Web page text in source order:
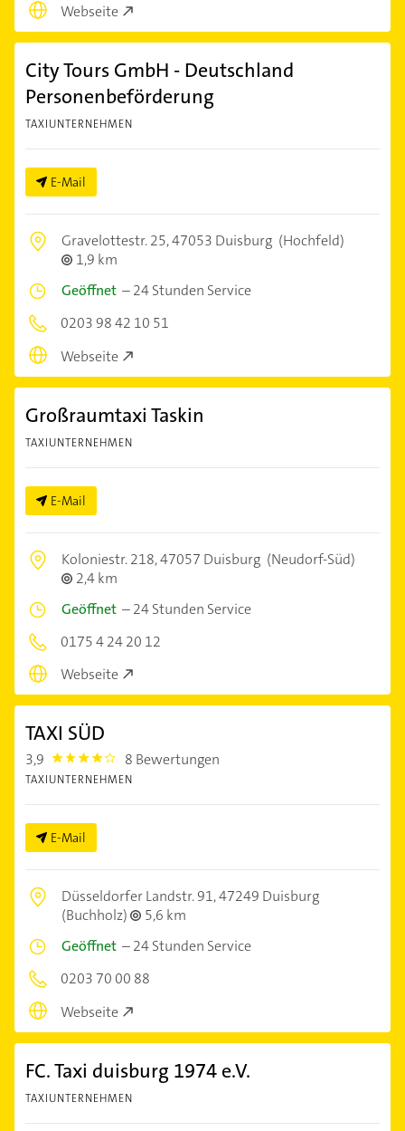
Webseite
City Tours GmbH - Deutschland
Personenbeförderung
TAXIUNTERNEHMEN
E-Mail
Gravelottestr. 25,47053 Duisburg (Hochfeld)
1,9 km
Geöffnet –24 Stunden Service
0203 98 42 10 51
Webseite
Großraumtaxi Taskin
TAXIUNTERNEHMEN
E-Mail
Koloniestr. 218,47057 Duisburg (Neudorf-Süd)
2,4 km
Geöffnet –24 Stunden Service
0175 4 24 20 12
Webseite
TAXI SÜD
3,9 3.9 8 Bewertungen
TAXIUNTERNEHMEN
E-Mail
Düsseldorfer Landstr. 91,47249 Duisburg
(Buchholz)
5,6 km
Geöffnet –24 Stunden Service
0203 70 00 88
Webseite
FC. Taxi duisburg 1974 e.V.
TAXIUNTERNEHMEN